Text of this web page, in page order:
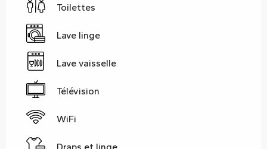
Toilettes
Lave linge
Lave vaisselle
Télévision
WiFi